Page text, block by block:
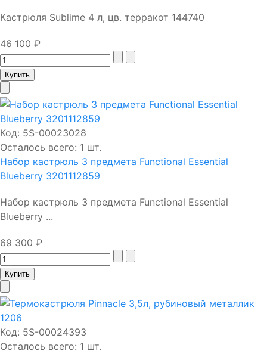
Кастрюля Sublime 4 л, цв. терракот 144740
46 100 ₽
Код: 5S-00023028
Осталось всего: 1 шт.
Набор кастрюль 3 предмета Functional Essential
Blueberry 3201112859
Набор кастрюль 3 предмета Functional Essential
Blueberry ...
69 300 ₽
Код: 5S-00024393
Осталось всего: 1 шт.